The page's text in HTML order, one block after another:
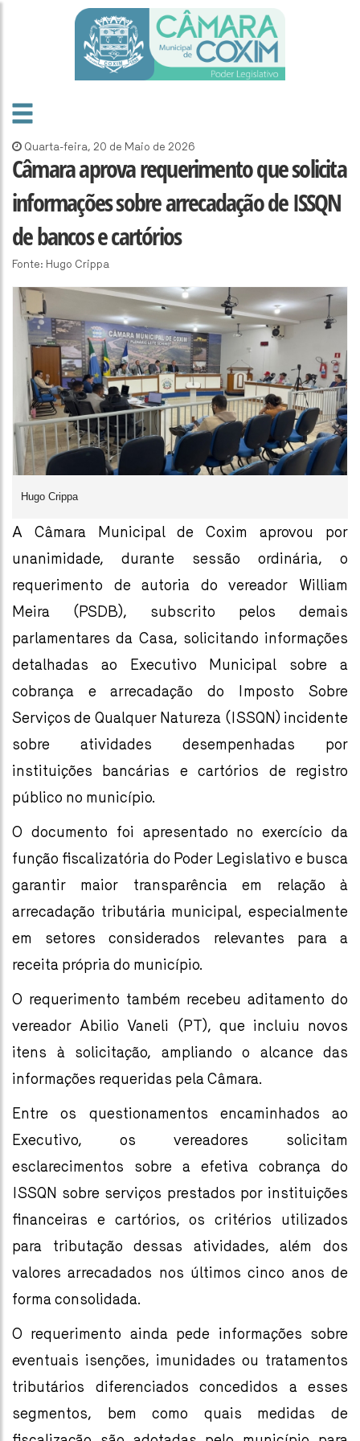
Quarta-feira, 20 de Maio de 2026
Câmara aprova requerimento que solicita
informações sobre arrecadação de ISSQN
de bancos e cartórios
Fonte: Hugo Crippa
Hugo Crippa
A Câmara Municipal de Coxim aprovou por
unanimidade, durante sessão ordinária, o
requerimento de autoria do vereador William
Meira (PSDB), subscrito pelos demais
parlamentares da Casa, solicitando informações
detalhadas ao Executivo Municipal sobre a
cobrança e arrecadação do Imposto Sobre
Serviços de Qualquer Natureza (ISSQN) incidente
sobre atividades desempenhadas por
instituições bancárias e cartórios de registro
público no município.
O documento foi apresentado no exercício da
função fiscalizatória do Poder Legislativo e busca
garantir maior transparência em relação à
arrecadação tributária municipal, especialmente
em setores considerados relevantes para a
receita própria do município.
O requerimento também recebeu aditamento do
vereador Abilio Vaneli (PT), que incluiu novos
itens à solicitação, ampliando o alcance das
informações requeridas pela Câmara.
Entre os questionamentos encaminhados ao
Executivo, os vereadores solicitam
esclarecimentos sobre a efetiva cobrança do
ISSQN sobre serviços prestados por instituições
financeiras e cartórios, os critérios utilizados
para tributação dessas atividades, além dos
valores arrecadados nos últimos cinco anos de
forma consolidada.
O requerimento ainda pede informações sobre
eventuais isenções, imunidades ou tratamentos
tributários diferenciados concedidos a esses
segmentos, bem como quais medidas de